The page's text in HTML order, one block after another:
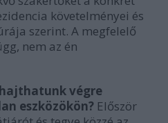
követelményei és
szerint. A megfelelő
nem az én
végre
eszközökön? Először